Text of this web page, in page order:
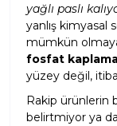
yağlı paslı
yanlış kimyasal
mümkün
fosfat
yüzey değil,
Rakip ürünlerin
belirtmiyor ya da